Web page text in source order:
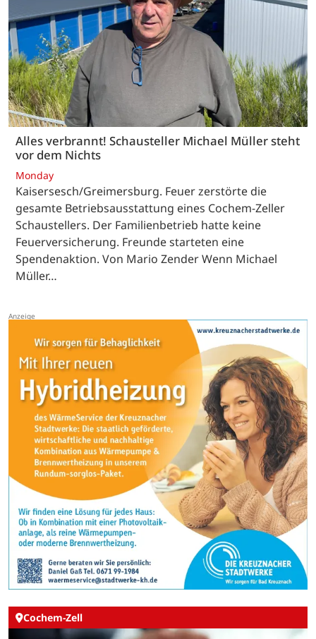
Alles verbrannt! Schausteller Michael Müller steht
vor dem Nichts
Monday
Kaisersesch/Greimersburg. Feuer zerstörte die
gesamte Betriebsausstattung eines Cochem-Zeller
Schaustellers. Der Familienbetrieb hatte keine
Feuerversicherung. Freunde starteten eine
Spendenaktion. Von Mario Zender Wenn Michael
Müller…
Cochem-Zell